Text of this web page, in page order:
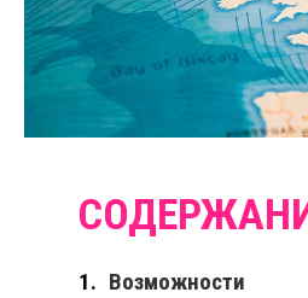
Возможности